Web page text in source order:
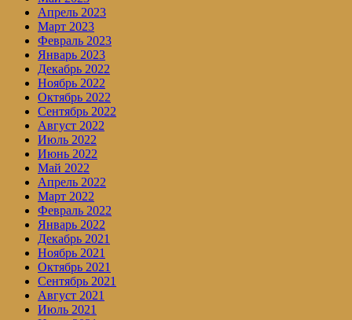
Апрель 2023
Март 2023
Февраль 2023
Январь 2023
Декабрь 2022
Ноябрь 2022
Октябрь 2022
Сентябрь 2022
Август 2022
Июль 2022
Июнь 2022
Май 2022
Апрель 2022
Март 2022
Февраль 2022
Январь 2022
Декабрь 2021
Ноябрь 2021
Октябрь 2021
Сентябрь 2021
Август 2021
Июль 2021